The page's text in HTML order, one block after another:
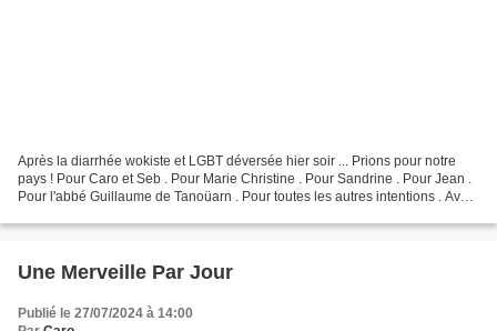
Après la diarrhée wokiste et LGBT déversée hier soir ... Prions pour notre
pays ! Pour Caro et Seb . Pour Marie Christine . Pour Sandrine . Pour Jean .
Pour l'abbé Guillaume de Tanoüarn . Pour toutes les autres intentions . Avec
Une Merveille Par Jour
Publié le 27/07/2024 à 14:00